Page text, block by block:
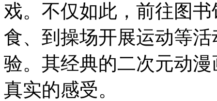
戏。不仅如此，前往图
食、到操场开展运动等
验。其经典的二次元动
真实的感受。